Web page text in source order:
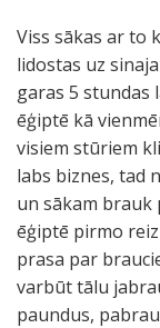
Viss sākas ar to
lidostas uz
garas 5 stundas
ēģiptē kā
visiem stūriem
labs biznes, tad
un sākam brauk
ēģiptē pirmo
prasa par
varbūt tālu
paundus,